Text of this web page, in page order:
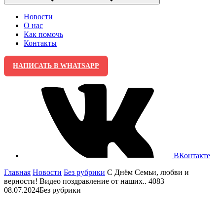
Новости
О нас
Как помочь
Контакты
НАПИСАТЬ В WHATSAPP
ВКонтакте
Главная Новости Без рубрики С Днём Семьи, любви и
верности! Видео поздравление от наших.. 4083
08.07.2024Без рубрики